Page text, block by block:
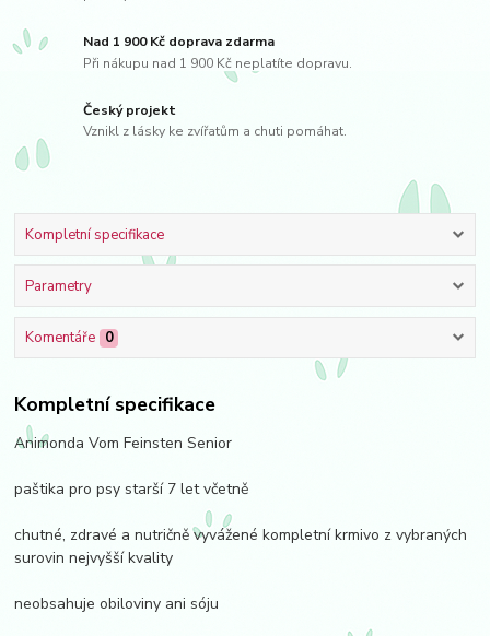
Nad 1 900 Kč doprava zdarma
Při nákupu nad 1 900 Kč neplatíte dopravu.
Český projekt
Vznikl z lásky ke zvířatům a chuti pomáhat.
Kompletní specifikace
Parametry
Komentáře 0
Kompletní specifikace
Animonda Vom Feinsten Senior
paštika pro psy starší 7 let včetně
chutné, zdravé a nutričně vyvážené kompletní krmivo z vybraných
surovin nejvyšší kvality
neobsahuje obiloviny ani sóju